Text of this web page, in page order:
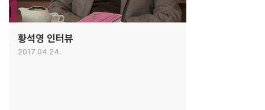
황석영 인터뷰
2017.04.24.